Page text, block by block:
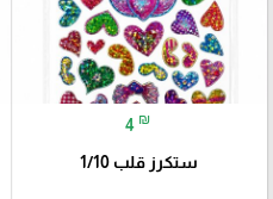
4 ₪
ستكرز قلب 1/10